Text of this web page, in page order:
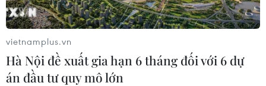
vietnamplus.vn
Hà Nội đề xuất gia hạn 6 tháng đối với 6 dự
án đầu tư quy mô lớn